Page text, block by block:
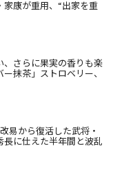
康が重用、“出家を重
、さらに果実の香りも楽
抹茶」ストロベリー、
易から復活した武将・
長に仕えた半年間と波乱